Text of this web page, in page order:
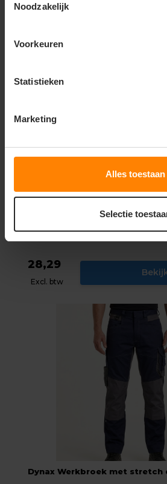
Noodzakelijk
Voorkeuren
Statistieken
Marketing
Alles toestaan
Selectie
28,29
Excl. btw
Dynax Werkbroek met stretch